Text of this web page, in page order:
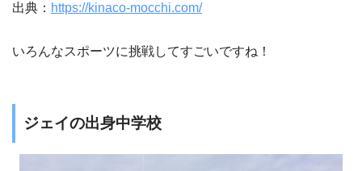
出典： https://kinaco-mocchi.com/
いろんなスポーツに挑戦してすごいですね！
ジェイの出身中学校